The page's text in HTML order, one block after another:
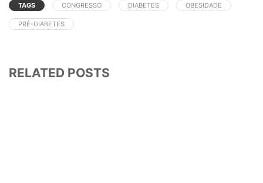
TAGS CONGRESSO DIABETES OBESIDADE
PRÉ-DIABETES
RELATED POSTS